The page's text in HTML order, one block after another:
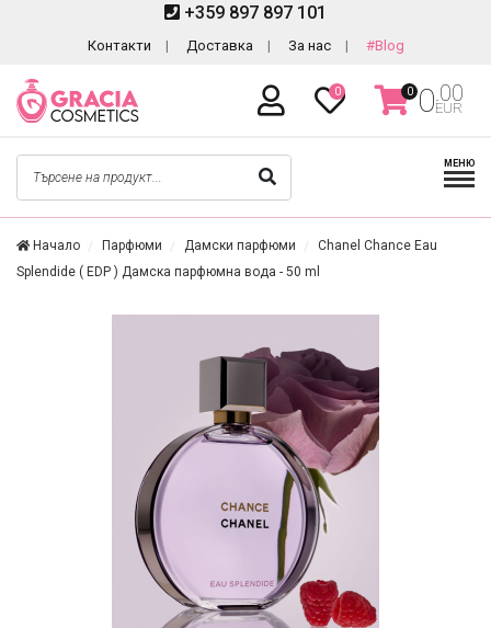
+359 897 897 101
Контакти Доставка За нас #Blog
0 0 0.00
EUR
МЕНЮ
Начало Парфюми Дамски парфюми
Chanel Chance Eau
Splendide ( EDP ) Дамска парфюмна вода - 50 ml